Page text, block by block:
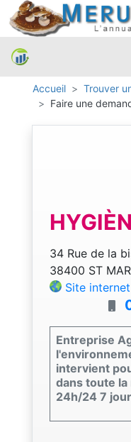
Accueil Trouver
Faire une
34 Rue de la
38400 ST
Site internet
Entreprise
intervient
dans toute la
24h/24 7